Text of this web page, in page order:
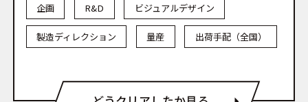
企画 R&D ビジュアルデザイン
製造ディレクション 量産 出荷手配（全国）